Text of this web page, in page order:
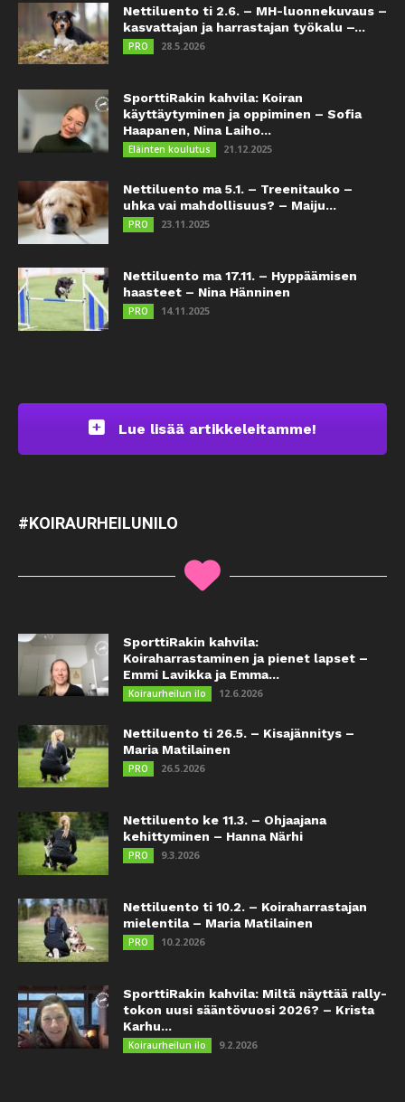
Nettiluento ti 2.6. – MH-luonnekuvaus –
kasvattajan ja harrastajan työkalu –...
PRO 28.5.2026
SporttiRakin kahvila: Koiran
käyttäytyminen ja oppiminen – Sofia
Haapanen, Nina Laiho...
Eläinten koulutus 21.12.2025
Nettiluento ma 5.1. – Treenitauko –
uhka vai mahdollisuus? – Maiju...
PRO 23.11.2025
Nettiluento ma 17.11. – Hyppäämisen
haasteet – Nina Hänninen
PRO 14.11.2025
Lue lisää artikkeleitamme!
#KOIRAURHEILUNILO
SporttiRakin kahvila:
Koiraharrastaminen ja pienet lapset –
Emmi Lavikka ja Emma...
Koiraurheilun ilo 12.6.2026
Nettiluento ti 26.5. – Kisajännitys –
Maria Matilainen
PRO 26.5.2026
Nettiluento ke 11.3. – Ohjaajana
kehittyminen – Hanna Närhi
PRO 9.3.2026
Nettiluento ti 10.2. – Koiraharrastajan
mielentila – Maria Matilainen
PRO 10.2.2026
SporttiRakin kahvila: Miltä näyttää rally-
tokon uusi sääntövuosi 2026? – Krista
Karhu...
Koiraurheilun ilo 9.2.2026